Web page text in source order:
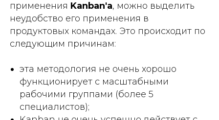
применения Kanban'а, можно выделить
неудобство его применения в
продуктовых командах. Это происходит по
следующим причинам:
эта методология не очень хорошо
функционирует с масштабными
рабочими группами (более 5
специалистов);